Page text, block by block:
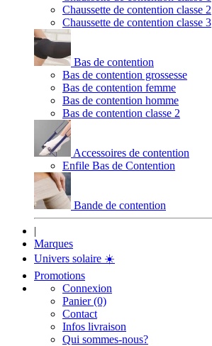
Chaussette de contention classe 2
Chaussette de contention classe 3
Bas de contention
Bas de contention grossesse
Bas de contention femme
Bas de contention homme
Bas de contention classe 2
Accessoires de contention
Enfile Bas de Contention
Bande de contention
|
Marques
Univers solaire ☀️
Promotions
Connexion
Panier (0)
Contact
Infos livraison
Qui sommes-nous?